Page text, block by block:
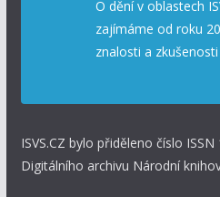
O dění v oblastech
zajímáme od roku
znalosti a
ISVS.CZ bylo přiděleno číslo
Digitálního archivu Národní